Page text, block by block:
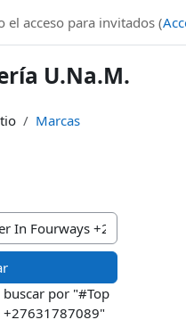
el acceso para invitados (
U.Na.M.
Marcas
por "#Top
+27631787089"